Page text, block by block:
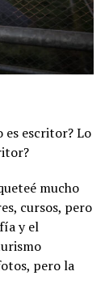
es escritor? Lo
mucho
cursos, pero
y el
pero la